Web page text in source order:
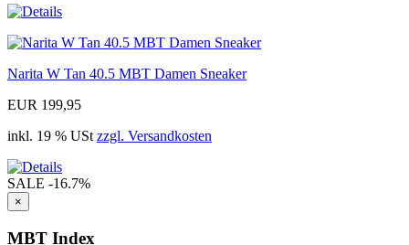
Narita W Tan 40.5 MBT Damen Sneaker
EUR 199,95
inkl. 19 % USt zzgl. Versandkosten
SALE -16.7%
×
MBT Index